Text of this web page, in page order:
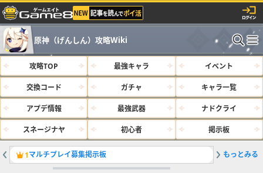
原神（げんしん）攻略Wiki
攻略TOP 最強キャラ イベント
交換コード ガチャ キャラ一覧
アプデ情報 最強武器 ナドクライ
スネージナヤ 初心者 掲示板
1マルチプレイ募集掲示板 2サルベ
もっとみる